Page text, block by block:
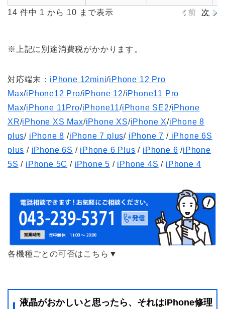
14 件中 1 から 10 まで表示
前 次
※上記に別途消費税がかかります。
対応端末： iPhone 12mini/iPhone 12 Pro
Max/iPhone12 Pro/iPhone 12/iPhone11 Pro
Max/iPhone 11Pro/iPhone11/iPhone SE2/iPhone
XR/iPhone XS Max/iPhone XS/iPhone X/iPhone 8
plus/ iPhone 8 /iPhone 7 plus/ iPhone 7 /iPhone 6S
plus / iPhone 6S / iPhone 6 Plus / iPhone 6 /iPhone
5S / iPhone 5C / iPhone 5 / iPhone 4S / iPhone 4
各機種ごとの可否はこちら▼
液晶がおかしいと思ったら、それはiPhone修理